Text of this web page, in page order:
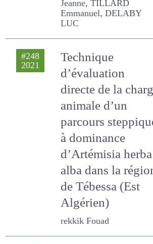
MIRALLES MAEVA, PELLIER
Y., PIERRE PATRICE,
AVERNA Jeanne, TILLARD
Emmanuel, DELABY LUC
#248
Technique
d’évaluation
directe de la
charge animale
d’un parcours
steppique à
dominance
d’Artémisia herba
alba dans la région
de Tébessa (Est
Algérien)